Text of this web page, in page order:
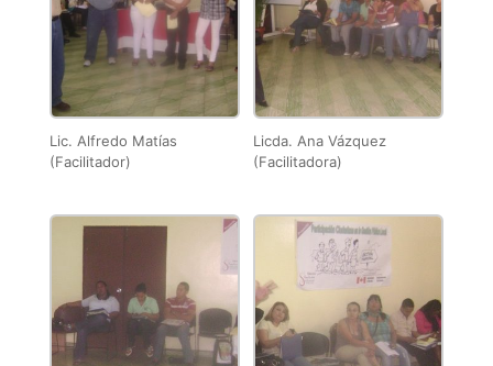
Lic. Alfredo Matías
(Facilitador)
Licda. Ana Vázquez
(Facilitadora)